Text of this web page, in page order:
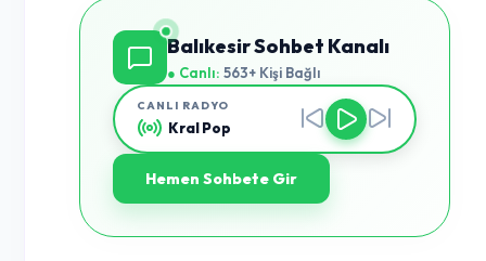
Balıkesir Sohbet Kanalı
● Canlı: 563+ Kişi Bağlı
CANLI RADYO
Kral Pop
Hemen Sohbete Gir